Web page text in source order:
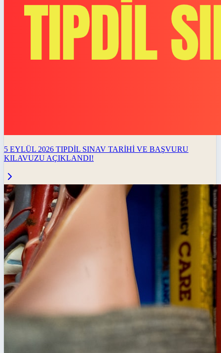
5 EYLÜL 2026 TIPDİL SINAV TARİHİ VE BAŞVURU
KILAVUZU AÇIKLANDI!